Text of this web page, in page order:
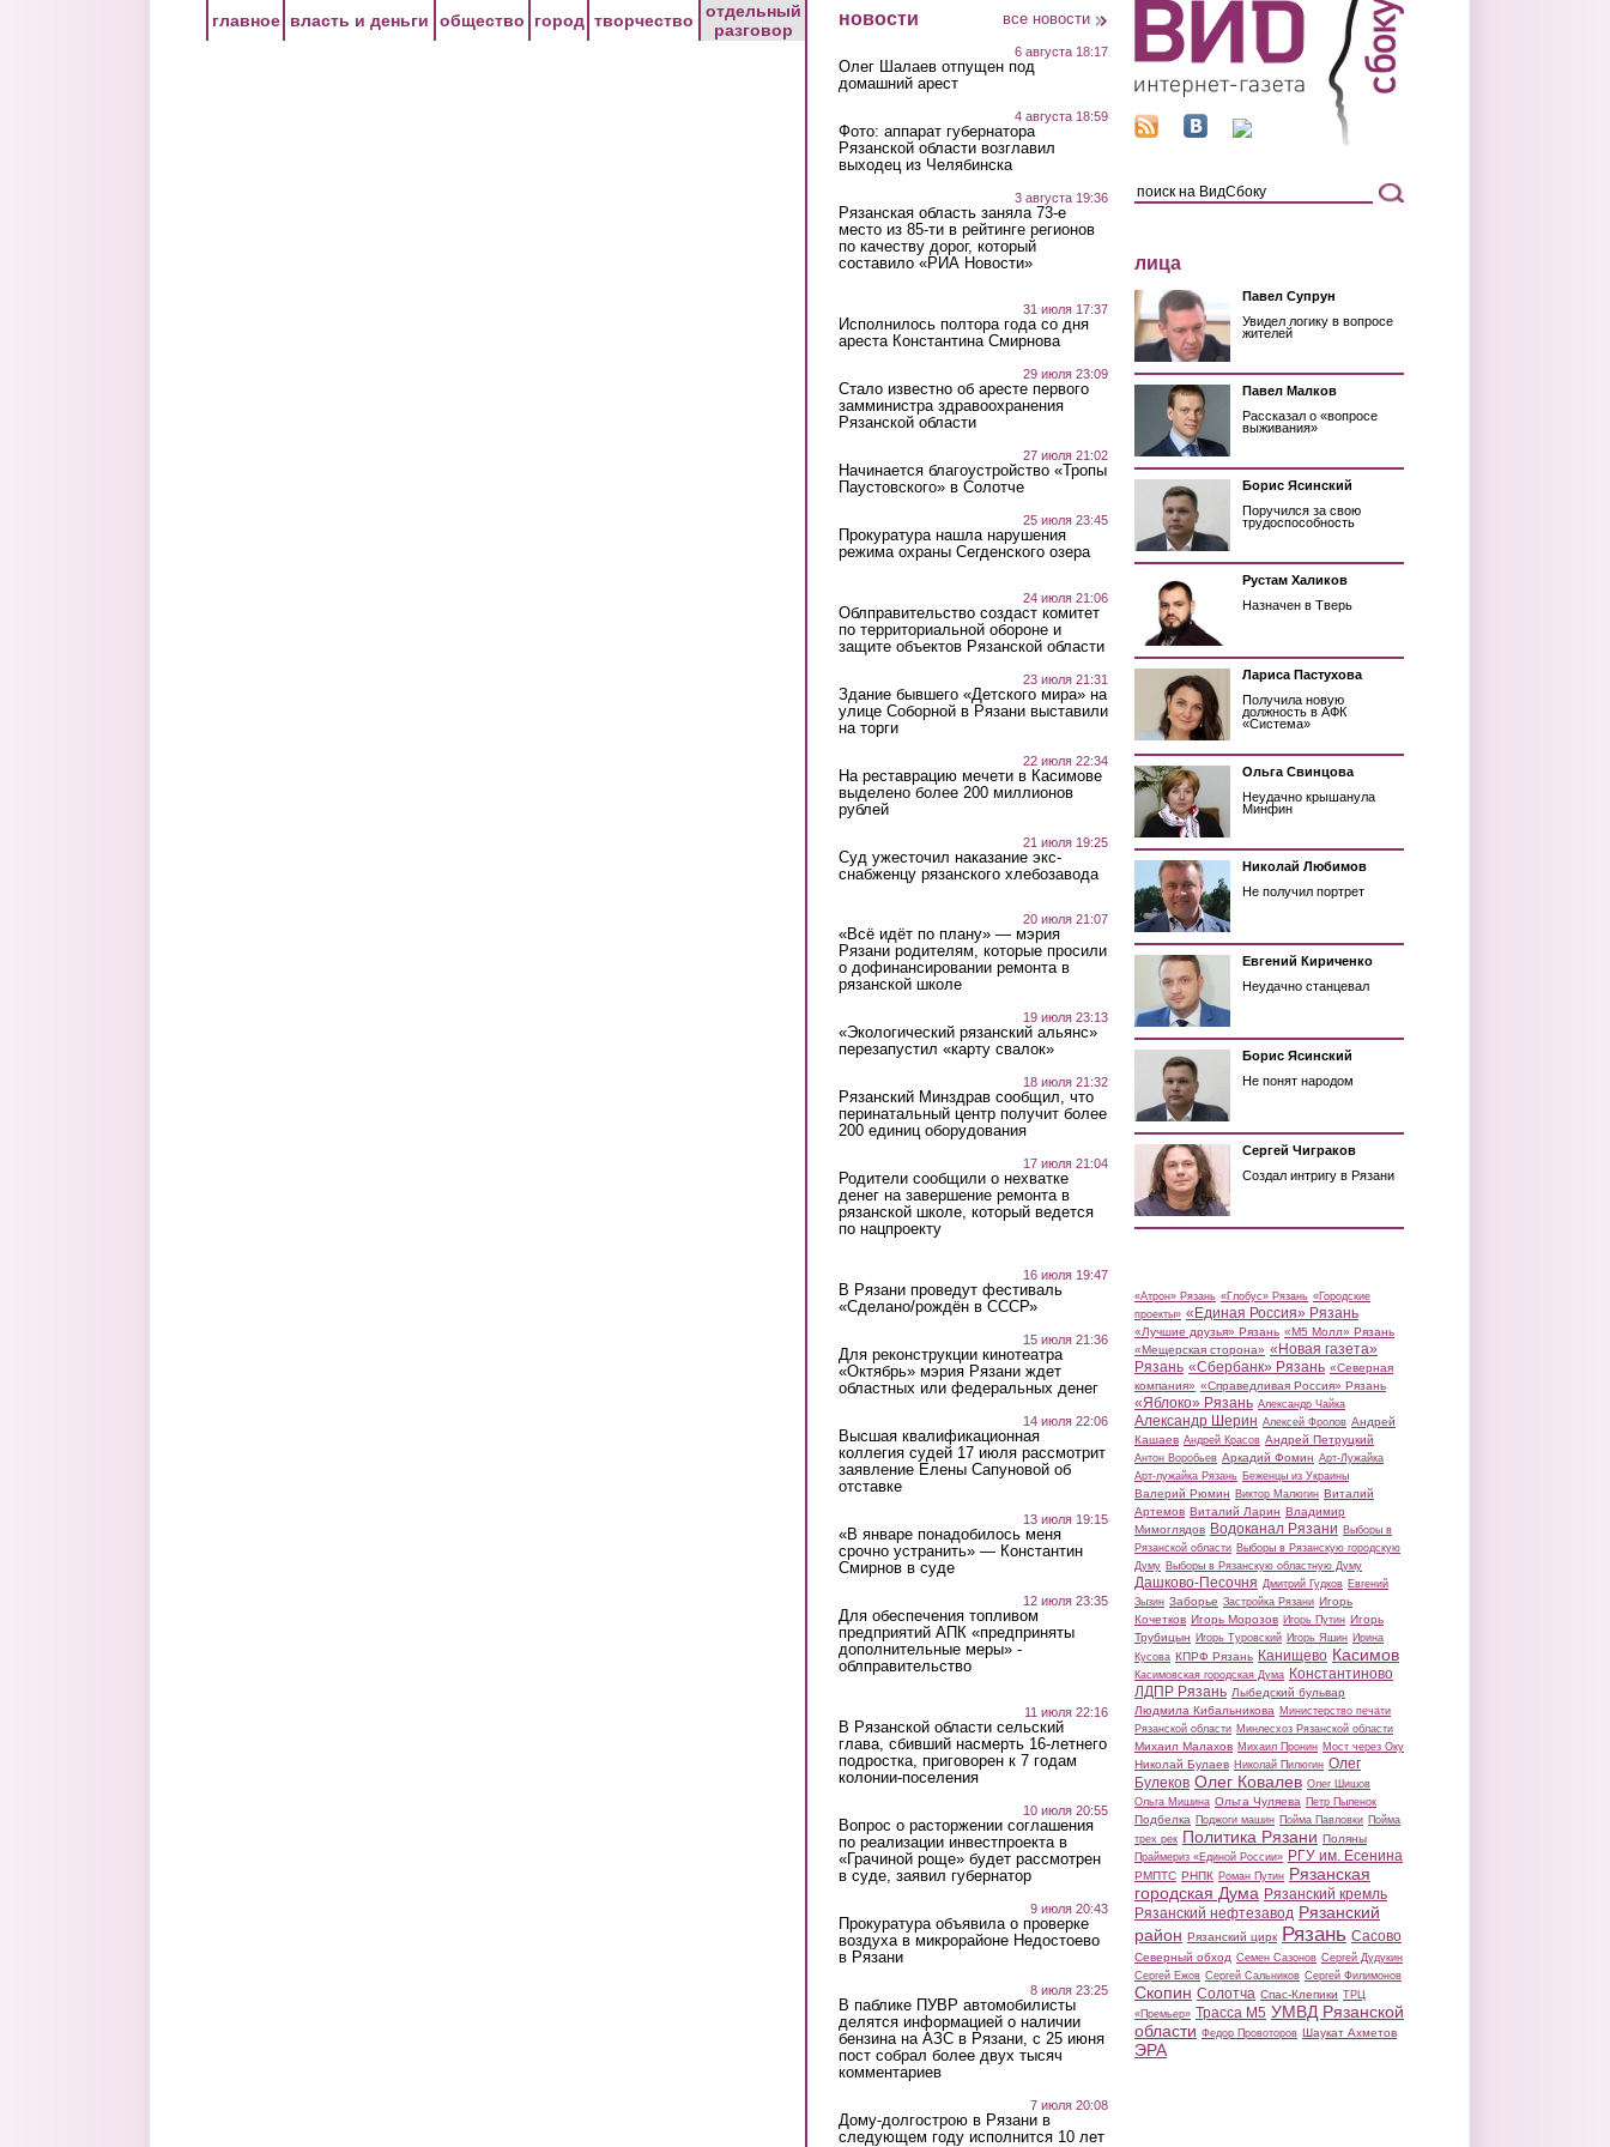
главное власть и деньги общество город творчество
отдельный
разговор
новости все новости
6 августа 18:17
Олег Шалаев отпущен под
домашний арест
4 августа 18:59
Фото: аппарат губернатора
Рязанской области возглавил
выходец из Челябинска
3 августа 19:36
Рязанская область заняла 73-е
место из 85-ти в рейтинге регионов
по качеству дорог, который
составило «РИА Новости»
31 июля 17:37
Исполнилось полтора года со дня
ареста Константина Смирнова
29 июля 23:09
Стало известно об аресте первого
замминистра здравоохранения
Рязанской области
27 июля 21:02
Начинается благоустройство «Тропы
Паустовского» в Солотче
25 июля 23:45
Прокуратура нашла нарушения
режима охраны Сегденского озера
24 июля 21:06
Облправительство создаст комитет
по территориальной обороне и
защите объектов Рязанской области
23 июля 21:31
Здание бывшего «Детского мира» на
улице Соборной в Рязани выставили
на торги
22 июля 22:34
На реставрацию мечети в Касимове
выделено более 200 миллионов
рублей
21 июля 19:25
Суд ужесточил наказание экс-
снабженцу рязанского хлебозавода
20 июля 21:07
«Всё идёт по плану» — мэрия
Рязани родителям, которые просили
о дофинансировании ремонта в
рязанской школе
19 июля 23:13
«Экологический рязанский альянс»
перезапустил «карту свалок»
18 июля 21:32
Рязанский Минздрав сообщил, что
перинатальный центр получит более
200 единиц оборудования
17 июля 21:04
Родители сообщили о нехватке
денег на завершение ремонта в
рязанской школе, который ведется
по нацпроекту
16 июля 19:47
В Рязани проведут фестиваль
«Сделано/рождён в СССР»
15 июля 21:36
Для реконструкции кинотеатра
«Октябрь» мэрия Рязани ждет
областных или федеральных денег
14 июля 22:06
Высшая квалификационная
коллегия судей 17 июля рассмотрит
заявление Елены Сапуновой об
отставке
13 июля 19:15
«В январе понадобилось меня
срочно устранить» — Константин
Смирнов в суде
12 июля 23:35
Для обеспечения топливом
предприятий АПК «предприняты
дополнительные меры» -
облправительство
11 июля 22:16
В Рязанской области сельский
глава, сбивший насмерть 16-летнего
подростка, приговорен к 7 годам
колонии-поселения
10 июля 20:55
Вопрос о расторжении соглашения
по реализации инвестпроекта в
«Грачиной роще» будет рассмотрен
в суде, заявил губернатор
9 июля 20:43
Прокуратура объявила о проверке
воздуха в микрорайоне Недостоево
в Рязани
8 июля 23:25
В паблике ПУВР автомобилисты
делятся информацией о наличии
бензина на АЗС в Рязани, с 25 июня
пост собрал более двух тысяч
комментариев
7 июля 20:08
Дому-долгострою в Рязани в
следующем году исполнится 10 лет
лица
Павел Супрун
Увидел логику в вопросе
жителей
Павел Малков
Рассказал о «вопросе
выживания»
Борис Ясинский
Поручился за свою
трудоспособность
Рустам Халиков
Назначен в Тверь
Лариса Пастухова
Получила новую
должность в АФК
«Система»
Ольга Свинцова
Неудачно крышанула
Минфин
Николай Любимов
Не получил портрет
Евгений Кириченко
Неудачно станцевал
Борис Ясинский
Не понят народом
Сергей Чиграков
Создал интригу в Рязани
«Атрон» Рязань «Глобус» Рязань «Городские
проекты» «Единая Россия» Рязань
«Лучшие друзья» Рязань «М5 Молл» Рязань
«Мещерская сторона» «Новая газета»
Рязань «Сбербанк» Рязань «Северная
компания» «Справедливая Россия» Рязань
«Яблоко» Рязань Александр Чайка
Александр Шерин Алексей Фролов Андрей
Кашаев Андрей Красов Андрей Петруцкий
Антон Воробьев Аркадий Фомин Арт-Лужайка
Арт-лужайка Рязань Беженцы из Украины
Валерий Рюмин Виктор Малюгин Виталий
Артемов Виталий Ларин Владимир
Мимоглядов Водоканал Рязани Выборы в
Рязанской области Выборы в Рязанскую городскую
Думу Выборы в Рязанскую областную Думу
Дашково-Песочня Дмитрий Гудков Евгений
Зызин Заборье Застройка Рязани Игорь
Кочетков Игорь Морозов Игорь Путин Игорь
Трубицын Игорь Туровский Игорь Яшин Ирина
Кусова КПРФ Рязань Канищево Касимов
Касимовская городская Дума Константиново
ЛДПР Рязань Лыбедский бульвар
Людмила Кибальникова Министерство печати
Рязанской области Минлесхоз Рязанской области
Михаил Малахов Михаил Пронин Мост через Оку
Николай Булаев Николай Пилюгин Олег
Булеков Олег Ковалев Олег Шишов
Ольга Мишина Ольга Чуляева Петр Пыленок
Подбелка Поджоги машин Пойма Павловки Пойма
трех рек Политика Рязани Поляны
Праймериз «Единой России» РГУ им. Есенина
РМПТС РНПК Роман Путин Рязанская
городская Дума Рязанский кремль
Рязанский нефтезавод Рязанский
район Рязанский цирк Рязань Сасово
Северный обход Семен Сазонов Сергей Дудукин
Сергей Ежов Сергей Сальников Сергей Филимонов
Скопин Солотча Спас-Клепики ТРЦ
«Премьер» Трасса М5 УМВД Рязанской
области Федор Провоторов Шаукат Ахметов
ЭРА